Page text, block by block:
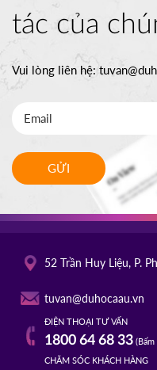
tác của
Vui lòng liên hệ:
GỬI
52 Trần Huy Liệu, P.
tuvan@duhocaau.vn
ĐIỆN THOẠI TƯ VẤN
1800 64 68 33(Bấm
CHĂM SÓC KHÁCH HÀNG